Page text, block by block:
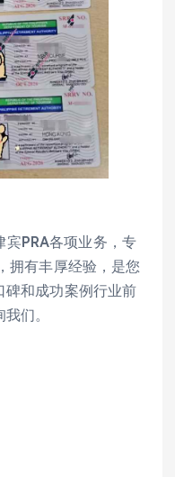
PRA各项业务，专
拥有丰厚经验，是您
碑和成功案例行业前
们。